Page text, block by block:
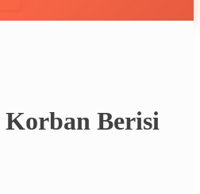
Korban Berisi